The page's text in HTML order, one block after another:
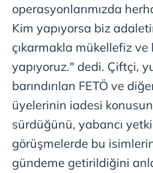
Çerezlere ilişkin tercihlerinizi
vasıtasıyla belirleyebilirsiniz.
için Ayarlar butonuna tıklayabilir,
Metnimiziziyaret edebilirsiniz.
6698 sayılı Kişisel Verilerin
hazırlanmış Aydınlatma
ilgili mevzuata uygun olarak
almak için lütfentıklayınız.
operasyonlarımızda
Kim yapıyorsa biz
çıkarmakla mükellefiz ve
yapıyoruz." dedi. Çiftçi,
barındırılan FETÖ ve
üyelerinin iadesi
sürdüğünü, yabancı
görüşmelerde bu
gündeme getirildiğini